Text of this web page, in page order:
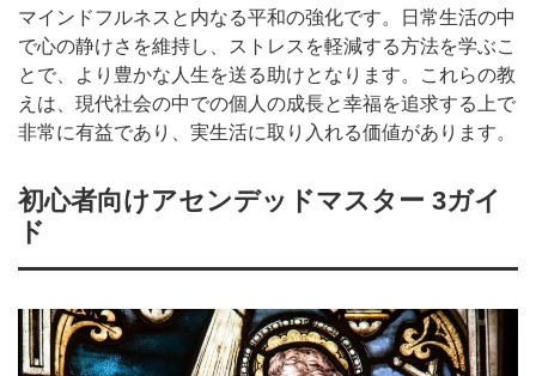
マインドフルネスと内なる平和の強化です。日常生活の中
で心の静けさを維持し、ストレスを軽減する方法を学ぶこ
とで、より豊かな人生を送る助けとなります。これらの教
えは、現代社会の中での個人の成長と幸福を追求する上で
非常に有益であり、実生活に取り入れる価値があります。
初心者向けアセンデッドマスター 3ガイ
ド